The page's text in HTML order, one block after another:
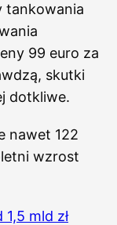
tankowania
99 euro za
skutki
dotkliwe.
nawet 122
wzrost
mld zł